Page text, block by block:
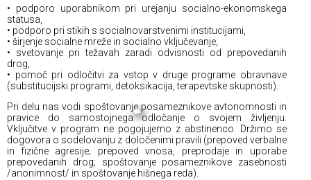
• podporo uporabnikom pri urejanju socialno-ekonomskega
statusa,
• podporo pri stikih s socialnovarstvenimi institucijami,
• širjenje socialne mreže in socialno vključevanje,
• svetovanje pri težavah zaradi odvisnosti od prepovedanih
drog,
• pomoč pri odločitvi za vstop v druge programe obravnave
(substitucijski programi, detoksikacija, terapevtske skupnosti).
Pri delu nas vodi spoštovanje posameznikove avtonomnosti in
pravice do samostojnega odločanje o svojem življenju.
Vključitve v program ne pogojujemo z abstinenco. Držimo se
dogovora o sodelovanju z določenimi pravili (prepoved verbalne
in fizične agresije; prepoved vnosa, preprodaje in uporabe
prepovedanih drog; spoštovanje posameznikove zasebnosti
/anonimnost/ in spoštovanje hišnega reda).